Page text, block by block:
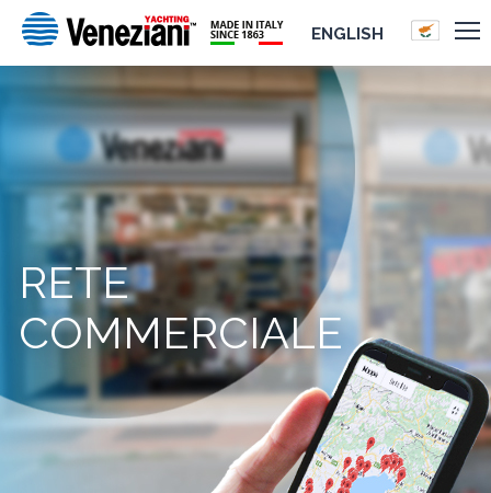
ENGLISH
RETE
COMMERCIALE